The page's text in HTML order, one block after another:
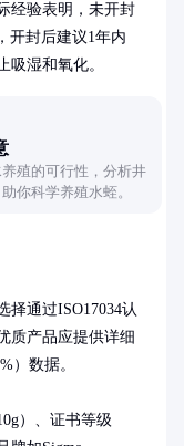
经验表明，未开封
开封后建议1年内
吸湿和氧化。
殖的可行性，分析井
你科学养殖水蛭。
择通过ISO17034认
质产品应提供详细
）数据。
）、证书等级